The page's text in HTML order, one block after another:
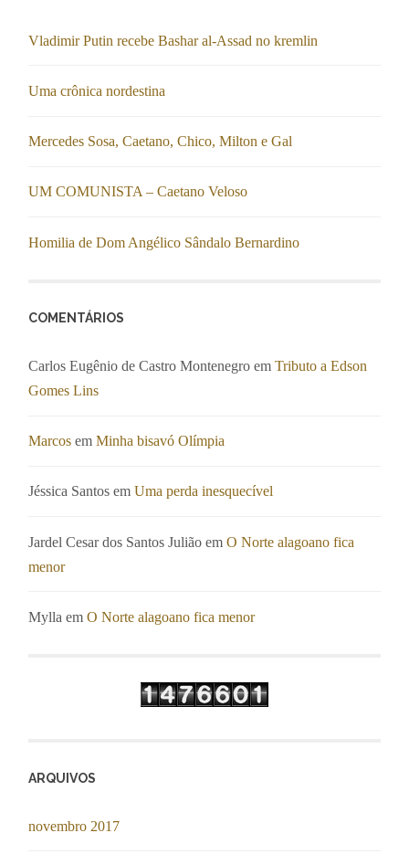
Vladimir Putin recebe Bashar al-Assad no kremlin
Uma crônica nordestina
Mercedes Sosa, Caetano, Chico, Milton e Gal
UM COMUNISTA – Caetano Veloso
Homilia de Dom Angélico Sândalo Bernardino
COMENTÁRIOS
Carlos Eugênio de Castro Montenegro emTributo a Edson
Gomes Lins
Marcos emMinha bisavó Olímpia
Jéssica Santos emUma perda inesquecível
Jardel Cesar dos Santos Julião emO Norte alagoano fica
menor
Mylla emO Norte alagoano fica menor
ARQUIVOS
novembro 2017